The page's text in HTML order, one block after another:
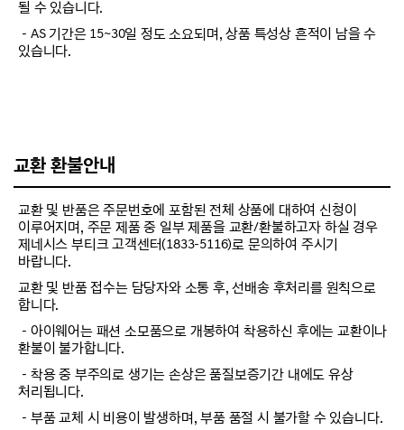
될 수 있습니다.
－AS 기간은 15~30일 정도 소요되며, 상품 특성상 흔적이 남을 수
있습니다.
교환 환불안내
교환 및 반품은 주문번호에 포함된 전체 상품에 대하여 신청이
이루어지며, 주문 제품 중 일부 제품을 교환/환불하고자 하실 경우
제네시스 부티크 고객센터(1833-5116)로 문의하여 주시기
바랍니다.
교환 및 반품 접수는 담당자와 소통 후, 선배송 후처리를 원칙으로
합니다.
－아이웨어는 패션 소모품으로 개봉하여 착용하신 후에는 교환이나
환불이 불가합니다.
－착용 중 부주의로 생기는 손상은 품질보증기간 내에도 유상
처리됩니다.
－부품 교체 시 비용이 발생하며, 부품 품절 시 불가할 수 있습니다.